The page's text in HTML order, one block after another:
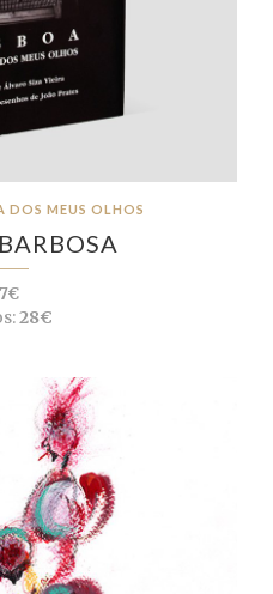
DOS MEUS OLHOS
28€